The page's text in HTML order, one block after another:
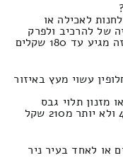
לאכילה או
של להרכיב ולפרק
בניר עציון והסביבה המחירון הוא 400 וזה מגיע עד 180 שקלים
עשוי מעץ באיזור
עלויות הובלת מזנון קטן טלוויזיית LED או מזנון תלוי גבס
בהוספת הרכבה ופירוק המחירון הינו 400 ולא יותר מ210 שקל
או לאחד בעיר ניר